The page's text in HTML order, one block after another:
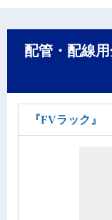
配管・配線
『FVラック』